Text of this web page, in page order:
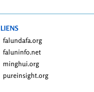
LIENS
falundafa.org
faluninfo.net
minghui.org
pureinsight.org